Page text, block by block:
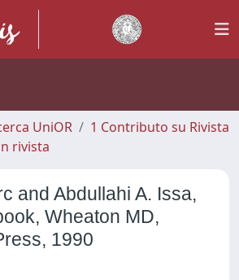
UniOR
1 Contributo su Rivista
rivista
and Abdullahi A. Issa,
Wheaton MD,
1990